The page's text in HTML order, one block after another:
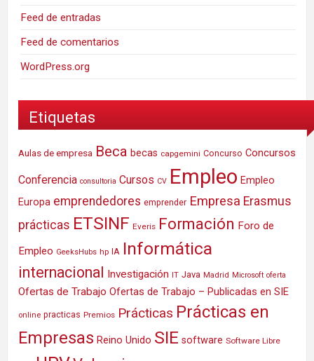
Feed de entradas
Feed de comentarios
WordPress.org
Etiquetas
Aulas de empresa Beca becas capgemini Concurso Concursos
Conferencia consultoria Cursos CV Empleo Empleo
Europa emprendedores emprender Empresa Erasmus
prácticas ETSINF Everis Formación Foro de
Empleo GeeksHubs hp IA Informática
internacional Investigación IT Java Madrid Microsoft oferta
Ofertas de Trabajo Ofertas de Trabajo – Publicadas en SIE
online practicas Premios Prácticas Prácticas en
Empresas Reino Unido SIE software Software Libre